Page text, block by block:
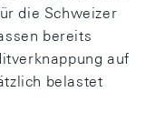
die Schweizer
bereits
auf
belastet